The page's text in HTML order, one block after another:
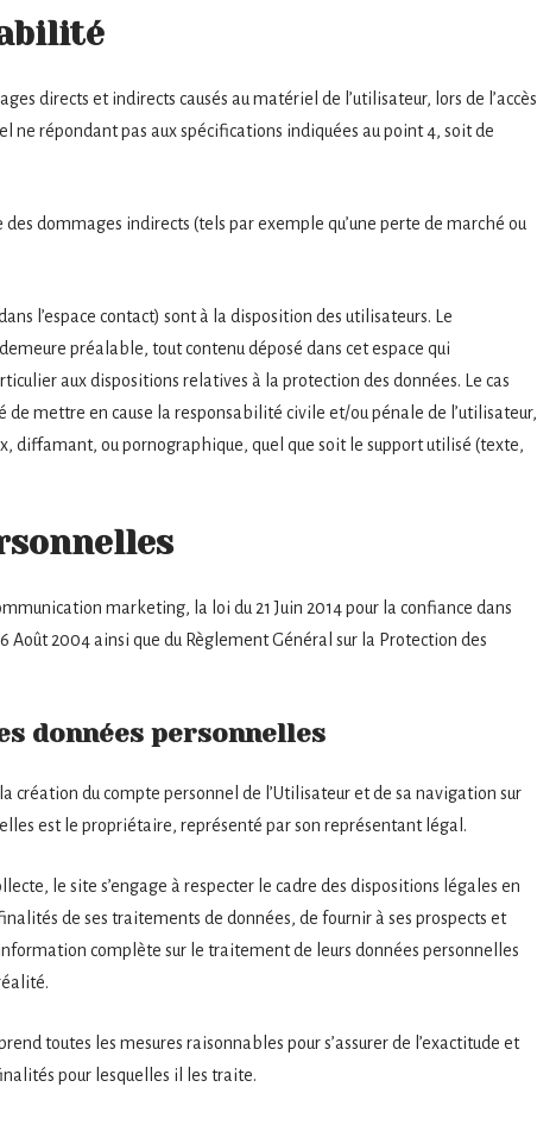
directs et indirects causés au matériel de l’utilisateur, lors de l’accès
ne répondant pas aux spécifications indiquées au point 4, soit de
dommages indirects (tels par exemple qu’une perte de marché ou
l’espace contact) sont à la disposition des utilisateurs. Le
préalable, tout contenu déposé dans cet espace qui
aux dispositions relatives à la protection des données. Le cas
mettre en cause la responsabilité civile et/ou pénale de l’utilisateur,
diffamant, ou pornographique, quel que soit le support utilisé (texte,
marketing, la loi du 21 Juin 2014 pour la confiance dans
2004 ainsi que du Règlement Général sur la Protection des
données personnelles
création du compte personnel de l’Utilisateur et de sa navigation sur
est le propriétaire, représenté par son représentant légal.
le site s’engage à respecter le cadre des dispositions légales en
de ses traitements de données, de fournir à ses prospects et
complète sur le traitement de leurs données personnelles
toutes les mesures raisonnables pour s’assurer de l’exactitude et
pour lesquelles il les traite.